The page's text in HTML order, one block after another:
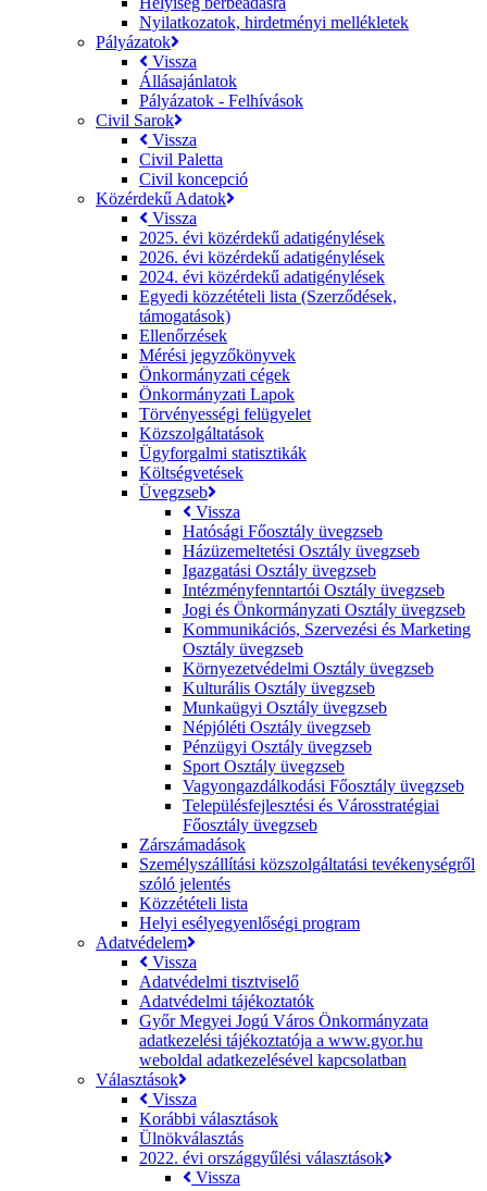
Nyilatkozatok, hirdetményi mellékletek
Pályázatok
Vissza
Állásajánlatok
Pályázatok - Felhívások
Civil Sarok
Vissza
Civil Paletta
Civil koncepció
Közérdekű Adatok
Vissza
2025. évi közérdekű adatigénylések
2026. évi közérdekű adatigénylések
2024. évi közérdekű adatigénylések
Egyedi közzétételi lista (Szerződések,
támogatások)
Ellenőrzések
Mérési jegyzőkönyvek
Önkormányzati cégek
Önkormányzati Lapok
Törvényességi felügyelet
Közszolgáltatások
Ügyforgalmi statisztikák
Költségvetések
Üvegzseb
Vissza
Hatósági Főosztály üvegzseb
Házüzemeltetési Osztály üvegzseb
Igazgatási Osztály üvegzseb
Intézményfenntartói Osztály üvegzseb
Jogi és Önkormányzati Osztály üvegzseb
Kommunikációs, Szervezési és Marketing
Osztály üvegzseb
Környezetvédelmi Osztály üvegzseb
Kulturális Osztály üvegzseb
Munkaügyi Osztály üvegzseb
Népjóléti Osztály üvegzseb
Pénzügyi Osztály üvegzseb
Sport Osztály üvegzseb
Vagyongazdálkodási Főosztály üvegzseb
Településfejlesztési és Városstratégiai
Főosztály üvegzseb
Zárszámadások
Személyszállítási közszolgáltatási tevékenységről
szóló jelentés
Közzétételi lista
Helyi esélyegyenlőségi program
Adatvédelem
Vissza
Adatvédelmi tisztviselő
Adatvédelmi tájékoztatók
Győr Megyei Jogú Város Önkormányzata
adatkezelési tájékoztatója a www.gyor.hu
weboldal adatkezelésével kapcsolatban
Választások
Vissza
Korábbi választások
Ülnökválasztás
2022. évi országgyűlési választások
Vissza